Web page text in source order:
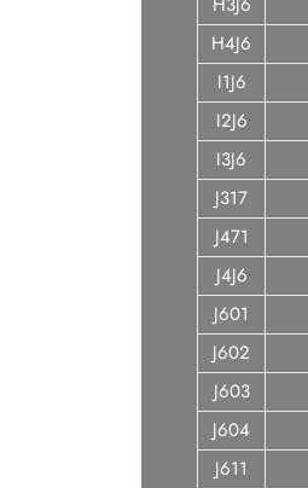
H4J6
I1J6
I2J6
I3J6
J317
J471
J4J6
J601
J602
J603
J604
J611